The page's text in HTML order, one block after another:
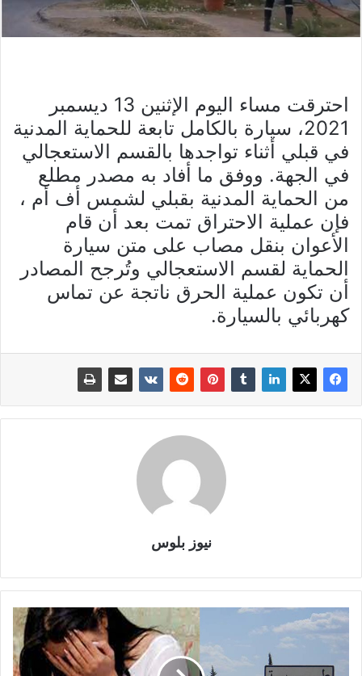
احترقت مساء اليوم الإثنين 13 ديسمبر
2021، سيارة بالكامل تابعة للحماية المدنية
في قبلي أثناء تواجدها بالقسم الاستعجالي
في الجهة. ووفق ما أفاد به مصدر مطلع
من الحماية المدنية بقبلي لشمس أف أم ،
فإن عملية الاحتراق تمت بعد أن قام
الأعوان بنقل مصاب على متن سيارة
الحماية لقسم الاستعجالي وتُرجح المصادر
أن تكون عملية الحرق ناتجة عن تماس
كهربائي بالسيارة.
نيوز بلوس